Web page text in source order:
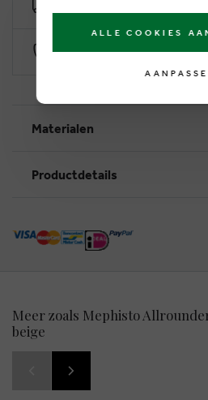
Veilig betalen via Worldline
Materialen
Productdetails
Meer zoals Mephisto
beige
ALLE COOKIES